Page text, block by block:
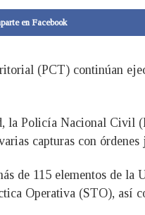
en Facebook
(PCT) continúan
la Policía Nacional Civil
capturas con
de 115 elementos de
Operativa (STO), así